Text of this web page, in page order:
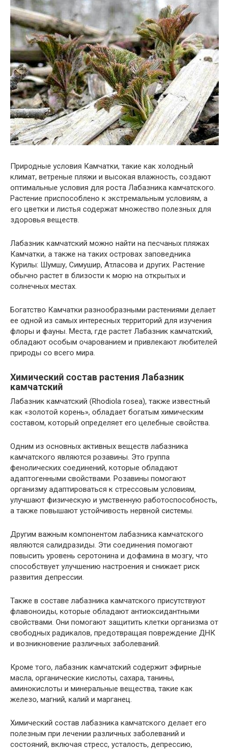
Природные условия Камчатки, такие как холодный
климат, ветреные пляжи и высокая влажность, создают
оптимальные условия для роста Лабазника камчатского.
Растение приспособлено к экстремальным условиям, а
его цветки и листья содержат множество полезных для
здоровья веществ.
Лабазник камчатский можно найти на песчаных пляжах
Камчатки, а также на таких островах заповедника
Курилы: Шумшу, Симушир, Атласова и других. Растение
обычно растет в близости к морю на открытых и
солнечных местах.
Богатство Камчатки разнообразными растениями делает
ее одной из самых интересных территорий для изучения
флоры и фауны. Места, где растет Лабазник камчатский,
обладают особым очарованием и привлекают любителей
природы со всего мира.
Химический состав растения Лабазник
камчатский
Лабазник камчатский (Rhodiola rosea), также известный
как «золотой корень», обладает богатым химическим
составом, который определяет его целебные свойства.
Одним из основных активных веществ лабазника
камчатского являются розавины. Это группа
фенолических соединений, которые обладают
адаптогенными свойствами. Розавины помогают
организму адаптироваться к стрессовым условиям,
улучшают физическую и умственную работоспособность,
а также повышают устойчивость нервной системы.
Другим важным компонентом лабазника камчатского
являются салидразиды. Эти соединения помогают
повысить уровень серотонина и дофамина в мозгу, что
способствует улучшению настроения и снижает риск
развития депрессии.
Также в составе лабазника камчатского присутствуют
флавоноиды, которые обладают антиоксидантными
свойствами. Они помогают защитить клетки организма от
свободных радикалов, предотвращая повреждение ДНК
и возникновение различных заболеваний.
Кроме того, лабазник камчатский содержит эфирные
масла, органические кислоты, сахара, танины,
аминокислоты и минеральные вещества, такие как
железо, магний, калий и марганец.
Химический состав лабазника камчатского делает его
полезным при лечении различных заболеваний и
состояний, включая стресс, усталость, депрессию,